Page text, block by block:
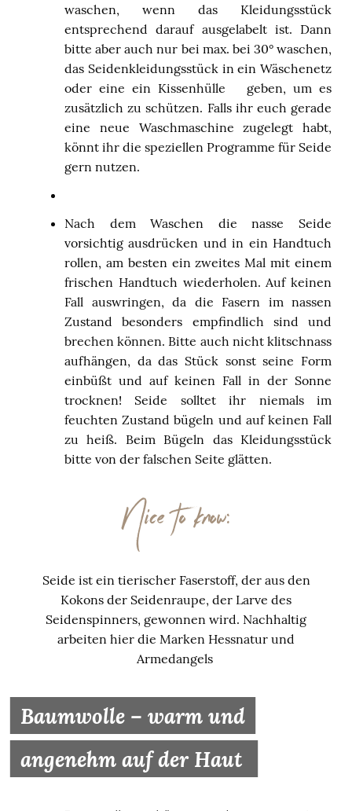
waschen, wenn das Kleidungsstück
entsprechend darauf ausgelabelt ist. Dann
bitte aber auch nur bei max. bei 30° waschen,
das Seidenkleidungsstück in ein Wäschenetz
oder eine ein Kissenhülle
geben, um es
zusätzlich zu schützen. Falls ihr euch gerade
eine neue Waschmaschine zugelegt habt,
könnt ihr die speziellen Programme für Seide
gern nutzen.
Nach dem Waschen die nasse Seide
vorsichtig ausdrücken und in ein Handtuch
rollen, am besten ein zweites Mal mit einem
frischen Handtuch wiederholen. Auf keinen
Fall auswringen, da die Fasern im nassen
Zustand besonders empfindlich sind und
brechen können. Bitte auch nicht klitschnass
aufhängen, da das Stück sonst seine Form
einbüßt und auf keinen Fall in der Sonne
trocknen! Seide solltet ihr niemals im
feuchten Zustand bügeln und auf keinen Fall
zu heiß. Beim Bügeln das Kleidungsstück
bitte von der falschen Seite glätten.
Nice to know:
Seide ist ein tierischer Faserstoff, der aus den
Kokons der Seidenraupe, der Larve des
Seidenspinners, gewonnen wird. Nachhaltig
arbeiten hier die Marken Hessnatur und
Armedangels
Baumwolle – warm und
angenehm auf der Haut